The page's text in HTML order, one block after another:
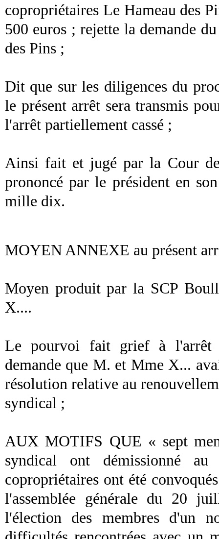
copropriétaires Le Hameau des
500 euros ; rejette la demande
des Pins ;
Dit que sur les diligences du
le présent arrêt sera transmis
l'arrêt partiellement cassé ;
Ainsi fait et jugé par la Cour
prononcé par le présidenten son
mille dix.
MOYEN ANNEXE au présent
Moyen produit par la SCP
X....
Le pourvoi fait grief à l'arrêt
demande que M. et Mme X...
résolution relative au
syndical ;
AUX MOTIFS QUE « sept
syndical ont démissionné
copropriétaires ont été
l'assemblée générale du 20
l'élection des membres d'un